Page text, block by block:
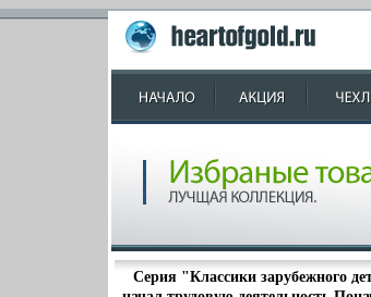
Серия "Классики зарубежного